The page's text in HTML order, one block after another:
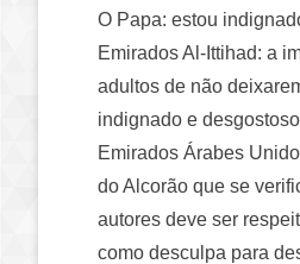
O Papa: estou
Emirados Al-Ittihad: a
adultos de não
indignado e
Emirados Árabes
do Alcorão que se
autores deve ser
como desculpa para